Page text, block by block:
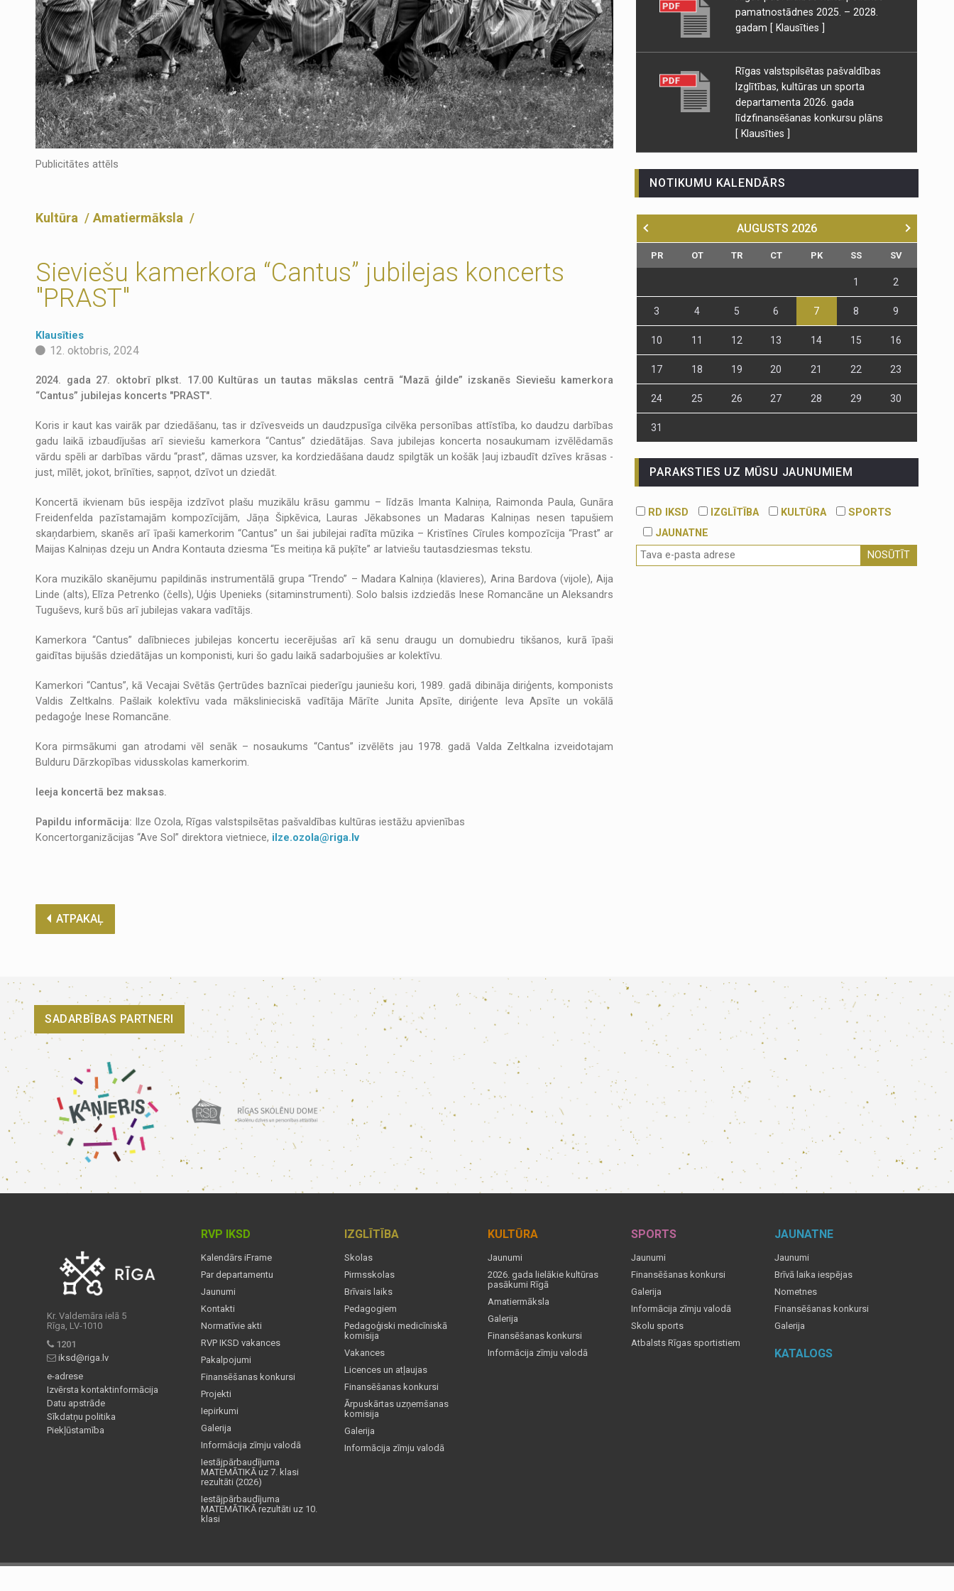
Publicitātes attēls
Kultūra Amatiermāksla
Sieviešu kamerkora “Cantus” jubilejas koncerts
"PRAST"
Klausīties
12. oktobris, 2024
2024. gada 27. oktobrī plkst. 17.00 Kultūras un tautas mākslas centrā “Mazā ģilde” izskanēs Sieviešu kamerkora
“Cantus” jubilejas koncerts "PRAST".
Koris ir kaut kas vairāk par dziedāšanu, tas ir dzīvesveids un daudzpusīga cilvēka personības attīstība, ko daudzu darbības
gadu laikā izbaudījušas arī sieviešu kamerkora “Cantus” dziedātājas. Sava jubilejas koncerta nosaukumam izvēlēdamās
vārdu spēli ar darbības vārdu “prast”, dāmas uzsver, ka kordziedāšana daudz spilgtāk un košāk ļauj izbaudīt dzīves krāsas -
just, mīlēt, jokot, brīnīties, sapņot, dzīvot un dziedāt.
Koncertā ikvienam būs iespēja izdzīvot plašu muzikālu krāsu gammu – līdzās Imanta Kalniņa, Raimonda Paula, Gunāra
Freidenfelda pazīstamajām kompozīcijām, Jāņa Šipkēvica, Lauras Jēkabsones un Madaras Kalniņas nesen tapušiem
skaņdarbiem, skanēs arī īpaši kamerkorim “Cantus” un šai jubilejai radīta mūzika – Kristīnes Cīrules kompozīcija “Prast” ar
Maijas Kalniņas dzeju un Andra Kontauta dziesma “Es meitiņa kā puķīte” ar latviešu tautasdziesmas tekstu.
Kora muzikālo skanējumu papildinās instrumentālā grupa “Trendo” – Madara Kalniņa (klavieres), Arina Bardova (vijole), Aija
Linde (alts), Elīza Petrenko (čells), Uģis Upenieks (sitaminstrumenti). Solo balsis izdziedās Inese Romancāne un Aleksandrs
Tuguševs, kurš būs arī jubilejas vakara vadītājs.
Kamerkora “Cantus” dalībnieces jubilejas koncertu iecerējušas arī kā senu draugu un domubiedru tikšanos, kurā īpaši
gaidītas bijušās dziedātājas un komponisti, kuri šo gadu laikā sadarbojušies ar kolektīvu.
Kamerkori “Cantus”, kā Vecajai Svētās Ģertrūdes baznīcai piederīgu jauniešu kori, 1989. gadā dibināja diriģents, komponists
Valdis Zeltkalns. Pašlaik kolektīvu vada mākslinieciskā vadītāja Mārīte Junita Apsīte, diriģente Ieva Apsīte un vokālā
pedagoģe Inese Romancāne.
Kora pirmsākumi gan atrodami vēl senāk – nosaukums “Cantus” izvēlēts jau 1978. gadā Valda Zeltkalna izveidotajam
Bulduru Dārzkopības vidusskolas kamerkorim.
Ieeja koncertā bez maksas.
Papildu informācija:
Ilze Ozola, Rīgas valstspilsētas pašvaldības kultūras iestāžu apvienības
Koncertorganizācijas “Ave Sol” direktora vietniece, ilze.ozola@riga.lv
ATPAKAĻ
pamatnostādnes 2025. – 2028.
gadam [ Klausīties ]
Rīgas valstspilsētas pašvaldības
Izglītības, kultūras un sporta
departamenta 2026. gada
līdzfinansēšanas konkursu plāns
[ Klausīties ]
NOTIKUMU KALENDĀRS
AUGUSTS 2026
PR OT TR CT PK SS SV
1 2
3 4 5 6 7 8 9
10 11 12 13 14 15 16
17 18 19 20 21 22 23
24 25 26 27 28 29 30
31
PARAKSTIES UZ MŪSU JAUNUMIEM
RD IKSD IZGLĪTĪBA KULTŪRA
SPORTS
JAUNATNE
NOSŪTĪT
SADARBĪBAS PARTNERI
Kr. Valdemāra ielā 5
Rīga, LV-1010
1201
iksd@riga.lv
e-adrese
Izvērsta kontaktinformācija
Datu apstrāde
Sīkdatņu politika
Piekļūstamība
RVP IKSD
Kalendārs iFrame
Par departamentu
Jaunumi
Kontakti
Normatīvie akti
RVP IKSD vakances
Pakalpojumi
Finansēšanas konkursi
Projekti
Iepirkumi
Galerija
Informācija zīmju valodā
Iestājpārbaudījuma
MATEMĀTIKĀ uz 7. klasi
rezultāti (2026)
Iestājpārbaudījuma
MATEMĀTIKĀ rezultāti uz 10.
klasi
IZGLĪTĪBA
Skolas
Pirmsskolas
Brīvais laiks
Pedagogiem
Pedagoģiski medicīniskā
komisija
Vakances
Licences un atļaujas
Finansēšanas konkursi
Ārpuskārtas uzņemšanas
komisija
Galerija
Informācija zīmju valodā
KULTŪRA
Jaunumi
2026. gada lielākie kultūras
pasākumi Rīgā
Amatiermāksla
Galerija
Finansēšanas konkursi
Informācija zīmju valodā
SPORTS
Jaunumi
Finansēšanas konkursi
Galerija
Informācija zīmju valodā
Skolu sports
Atbalsts Rīgas sportistiem
JAUNATNE
Jaunumi
Brīvā laika iespējas
Nometnes
Finansēšanas konkursi
Galerija
KATALOGS